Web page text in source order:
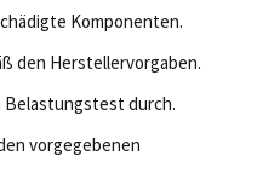
Komponenten.
den Herstellervorgaben.
Belastungstest durch.
vorgegebenen